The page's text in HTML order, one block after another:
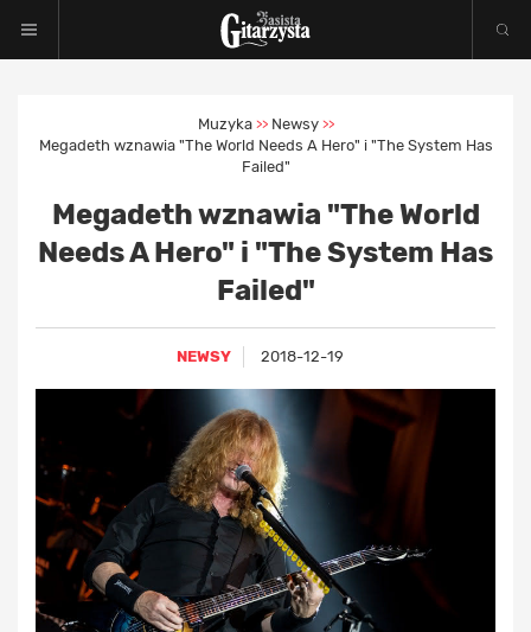
Muzyka >> Newsy >>
Megadeth wznawia "The World Needs A Hero" i "The System Has
Failed"
Megadeth wznawia "The World
Needs A Hero" i "The System Has
Failed"
NEWSY 2018-12-19